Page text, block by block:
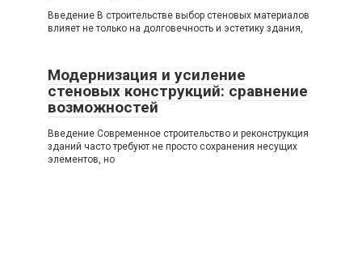
Введение В строительстве выбор стеновых материалов
влияет не только на долговечность и эстетику здания,
Модернизация и усиление
стеновых конструкций: сравнение
возможностей
Введение Современное строительство и реконструкция
зданий часто требуют не просто сохранения несущих
элементов, но